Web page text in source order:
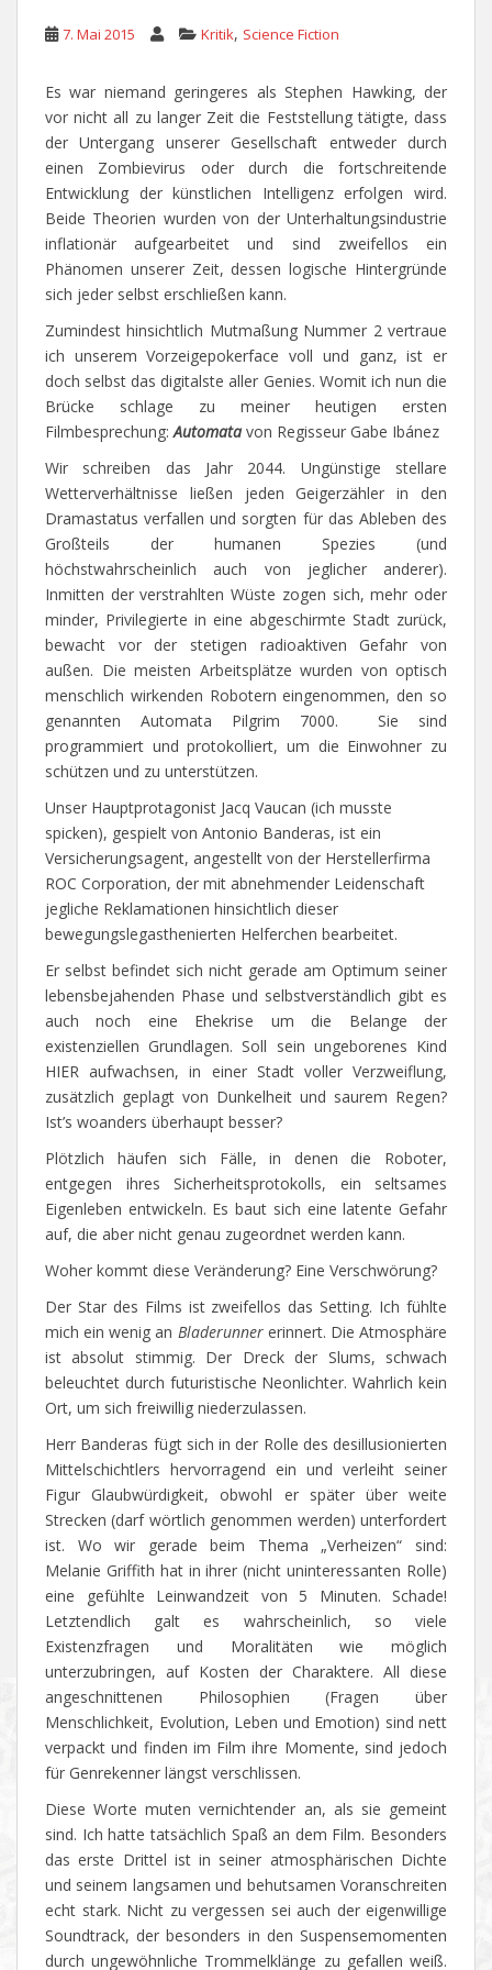
7. Mai 2015 Kritik, Science Fiction
Es war niemand geringeres als Stephen Hawking, der
vor nicht all zu langer Zeit die Feststellung tätigte, dass
der Untergang unserer Gesellschaft entweder durch
einen Zombievirus oder durch die fortschreitende
Entwicklung der künstlichen Intelligenz erfolgen wird.
Beide Theorien wurden von der Unterhaltungsindustrie
inflationär aufgearbeitet und sind zweifellos ein
Phänomen unserer Zeit, dessen logische Hintergründe
sich jeder selbst erschließen kann.
Zumindest hinsichtlich Mutmaßung Nummer 2 vertraue
ich unserem Vorzeigepokerface voll und ganz, ist er
doch selbst das digitalste aller Genies. Womit ich nun die
Brücke schlage zu meiner heutigen ersten
Filmbesprechung:Automata von Regisseur Gabe Ibánez
Wir schreiben das Jahr 2044. Ungünstige stellare
Wetterverhältnisse ließen jeden Geigerzähler in den
Dramastatus verfallen und sorgten für das Ableben des
Großteils der humanen Spezies (und
höchstwahrscheinlich auch von jeglicher anderer).
Inmitten der verstrahlten Wüste zogen sich, mehr oder
minder, Privilegierte in eine abgeschirmte Stadt zurück,
bewacht vor der stetigen radioaktiven Gefahr von
außen. Die meisten Arbeitsplätze wurden von optisch
menschlich wirkenden Robotern eingenommen, den so
genannten Automata Pilgrim 7000. Sie sind
programmiert und protokolliert, um die Einwohner zu
schützen und zu unterstützen.
Unser Hauptprotagonist Jacq Vaucan (ich musste
spicken), gespielt von Antonio Banderas, ist ein
Versicherungsagent, angestellt von der Herstellerfirma
ROC Corporation, der mit abnehmender Leidenschaft
jegliche Reklamationen hinsichtlich dieser
bewegungslegasthenierten Helferchen bearbeitet.
Er selbst befindet sich nicht gerade am Optimum seiner
lebensbejahenden Phase und selbstverständlich gibt es
auch noch eine Ehekrise um die Belange der
existenziellen Grundlagen. Soll sein ungeborenes Kind
HIER aufwachsen, in einer Stadt voller Verzweiflung,
zusätzlich geplagt von Dunkelheit und saurem Regen?
Ist’s woanders überhaupt besser?
Plötzlich häufen sich Fälle, in denen die Roboter,
entgegen ihres Sicherheitsprotokolls, ein seltsames
Eigenleben entwickeln. Es baut sich eine latente Gefahr
auf, die aber nicht genau zugeordnet werden kann.
Woher kommt diese Veränderung? Eine Verschwörung?
Der Star des Films ist zweifellos das Setting. Ich fühlte
mich ein wenig an Bladerunnererinnert. Die Atmosphäre
ist absolut stimmig. Der Dreck der Slums, schwach
beleuchtet durch futuristische Neonlichter. Wahrlich kein
Ort, um sich freiwillig niederzulassen.
Herr Banderas fügt sich in der Rolle des desillusionierten
Mittelschichtlers hervorragend ein und verleiht seiner
Figur Glaubwürdigkeit, obwohl er später über weite
Strecken (darf wörtlich genommen werden) unterfordert
ist. Wo wir gerade beim Thema „Verheizen“ sind:
Melanie Griffith hat in ihrer (nicht uninteressanten Rolle)
eine gefühlte Leinwandzeit von 5 Minuten. Schade!
Letztendlich galt es wahrscheinlich, so viele
Existenzfragen und Moralitäten wie möglich
unterzubringen, auf Kosten der Charaktere. All diese
angeschnittenen Philosophien (Fragen über
Menschlichkeit, Evolution, Leben und Emotion) sind nett
verpackt und finden im Film ihre Momente, sind jedoch
für Genrekenner längst verschlissen.
Diese Worte muten vernichtender an, als sie gemeint
sind. Ich hatte tatsächlich Spaß an dem Film. Besonders
das erste Drittel ist in seiner atmosphärischen Dichte
und seinem langsamen und behutsamen Voranschreiten
echt stark. Nicht zu vergessen sei auch der eigenwillige
Soundtrack, der besonders in den Suspensemomenten
durch ungewöhnliche Trommelklänge zu gefallen weiß.